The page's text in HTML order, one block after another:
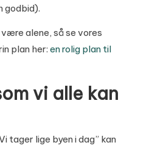
godbid).
alene, så se vores
plan her: en rolig plan til
vi alle kan
tager lige byen i dag” kan